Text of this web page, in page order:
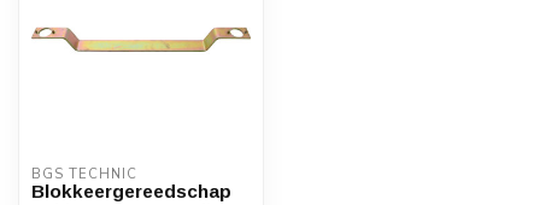
BGS TECHNIC
Blokkeergereedschap